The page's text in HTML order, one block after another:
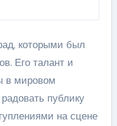
которыми был
Его талант и
в мировом
публику
на сцене